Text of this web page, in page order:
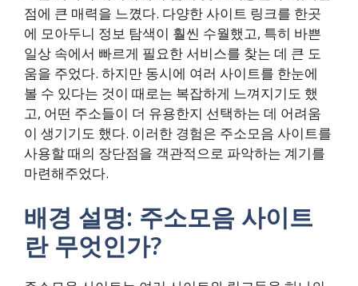
점에 큰 매력을 느꼈다. 다양한 사이트 링크를 한곳
에 모아두니 정보 탐색이 훨씬 수월했고, 특히 바쁜
일상 속에서 빠르게 필요한 서비스를 찾는 데 큰 도
움을 주었다. 하지만 동시에 여러 사이트를 한눈에
볼 수 있다는 것이 때로는 복잡하게 느껴지기도 했
고, 어떤 주소들이 더 유용한지 선택하는 데 어려움
이 생기기도 했다. 이러한 경험은 주소모음 사이트를
사용할 때의 장단점을 객관적으로 파악하는 계기를
마련해주었다.
배경 설명: 주소모음 사이트
란 무엇인가?